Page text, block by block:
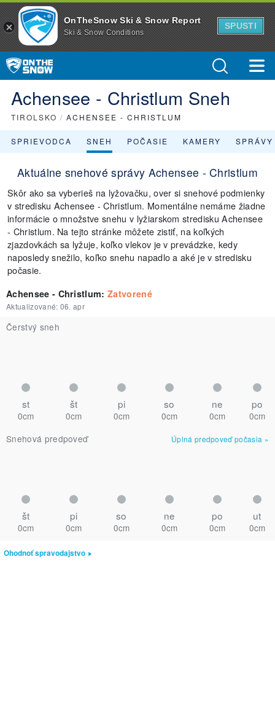
OnTheSnow Ski & Snow Report
Ski & Snow Conditions
SPUSTI
Achensee - Christlum Sneh
TIROLSKO / ACHENSEE - CHRISTLUM
SPRIEVODCA SNEH POČASIE KAMERY
Aktuálne snehové správy Achensee - Christlum
Skôr ako sa vyberieš na lyžovačku, over si snehové podmienky
v stredisku Achensee - Christlum. Momentálne nemáme žiadne
informácie o množstve snehu v lyžiarskom stredisku Achensee
- Christlum. Na tejto stránke môžete zistiť, na koľkých
zjazdovkách sa lyžuje, koľko vlekov je v prevádzke, kedy
naposledy snežilo, koľko snehu napadlo a aké je v stredisku
počasie.
Achensee - Christlum:Zatvorené
Aktualizované: 06. apr
Čerstvý sneh
st št pi so ne po
0cm 0cm 0cm 0cm 0cm
0cm
Snehová predpoveď
Úplná predpoveď počasia »
št pi so ne po ut
0cm 0cm 0cm 0cm 0cm 0cm
Ohodnoť spravodajstvo